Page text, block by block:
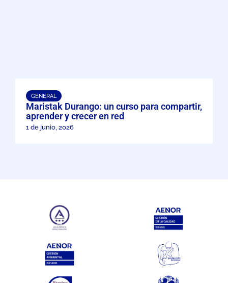
GENERAL
Maristak Durango: un curso para compartir,
aprender y crecer en red
1 de junio, 2026